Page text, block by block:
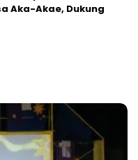
Aka-Akae, Dukung